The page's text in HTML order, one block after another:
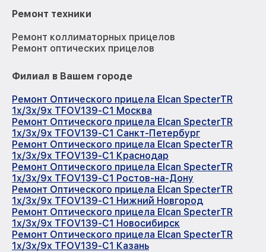
Ремонт техники
Ремонт коллиматорных прицелов
Ремонт оптических прицелов
Филиал в Вашем городе
Ремонт Оптического прицела Elcan SpecterTR
1x/3x/9x TFOV139-C1 Москва
Ремонт Оптического прицела Elcan SpecterTR
1x/3x/9x TFOV139-C1 Санкт-Петербург
Ремонт Оптического прицела Elcan SpecterTR
1x/3x/9x TFOV139-C1 Краснодар
Ремонт Оптического прицела Elcan SpecterTR
1x/3x/9x TFOV139-C1 Ростов-на-Дону
Ремонт Оптического прицела Elcan SpecterTR
1x/3x/9x TFOV139-C1 Нижний Новгород
Ремонт Оптического прицела Elcan SpecterTR
1x/3x/9x TFOV139-C1 Новосибирск
Ремонт Оптического прицела Elcan SpecterTR
1x/3x/9x TFOV139-C1 Казань